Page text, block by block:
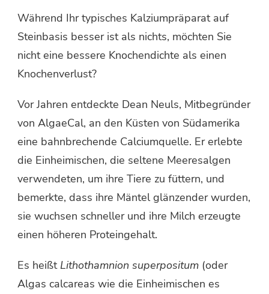
Während Ihr typisches Kalziumpräparat auf
Steinbasis besser ist als nichts, möchten Sie
nicht eine bessere Knochendichte als einen
Knochenverlust?
Vor Jahren entdeckte Dean Neuls, Mitbegründer
von AlgaeCal, an den Küsten von Südamerika
eine bahnbrechende Calciumquelle. Er erlebte
die Einheimischen, die seltene Meeresalgen
verwendeten, um ihre Tiere zu füttern, und
bemerkte, dass ihre Mäntel glänzender wurden,
sie wuchsen schneller und ihre Milch erzeugte
einen höheren Proteingehalt.
Es heißt Lithothamnion superpositum (oder
Algas calcareas wie die Einheimischen es